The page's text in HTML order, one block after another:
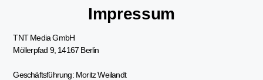
Impressum
TNT Media GmbH
Möllerpfad 9, 14167 Berlin
Geschäftsführung: Moritz Weilandt